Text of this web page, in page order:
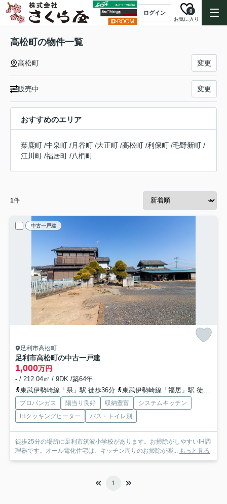
ログイン
お気に入り
0
高松町の物件一覧
高松町 変更
販売中 変更
おすすめのエリア
葉鹿町 /中泉町 /月谷町 /大正町 /高松町 /利保町 /毛野新町 /
江川町 /福居町 /八椚町
1件
中古一戸建
足利市高松町
足利市高松町の中古一戸建
1,000万円
- / 212.04㎡ / 9DK /築64年
東武伊勢崎線「県」駅 徒歩36分
東武伊勢崎線「福居」駅 徒歩56分
プロパンガス 陽当り良好 収納豊富
システムキッチン
IHクッキングヒーター
バス・トイレ別
徒歩25分の場所に足利市筑波小学校があります。お掃除がしやすいIH調
理器です。オール電化住宅は、キッチン周りのお掃除が楽... もっと見る
1